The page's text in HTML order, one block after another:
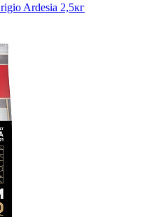
Ardesia 2,5кг